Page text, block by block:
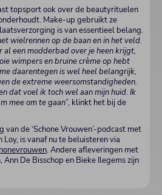
topsport ook over de beautyrituelen
Make-up gebruikt ze
is van essentieel belang.
wielrennen op de baan en in het veld.
een modderbad over je heen krijgt,
wimpers en bruine crème op hebt
daarentegen is wel heel belangrijk,
de extreme weersomstandigheden.
dat voel ik toch wel aan mijn huid. Ik
mee om te gaan”, klinkt het bij de
de ‘Schone Vrouwen’-podcast met
is vanaf nu te beluisteren via
. Andere afleveringen met
De Bisschop en Bieke Ilegems zijn